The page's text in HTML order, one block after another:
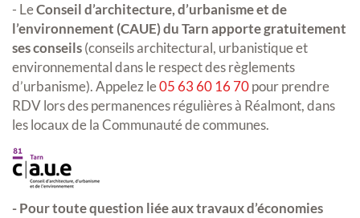
- LeConseil d’architecture, d’urbanisme et de
l’environnement (CAUE) du Tarn apporte gratuitement
ses conseils(conseils architectural, urbanistique et
environnemental dans le respect des règlements
d’urbanisme). Appelez le05 63 60 16 70pour prendre
RDV lors des permanences régulières à Réalmont, dans
les locaux de la Communauté de communes.
- Pour toute question liée aux travaux d’économies